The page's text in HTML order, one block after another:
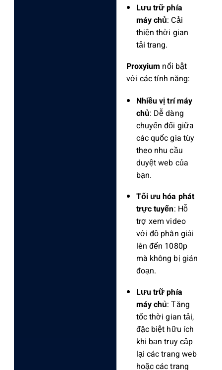
Lưu trữ phía
máy chủ: Cải
thiện thời gian
tải trang.
Proxyium nổi bật
với các tính năng:
Nhiều vị trí máy
chủ: Dễ dàng
chuyển đổi giữa
các quốc gia tùy
theo nhu cầu
duyệt web của
bạn.
Tối ưu hóa phát
trực tuyến: Hỗ
trợ xem video
với độ phân giải
lên đến 1080p
mà không bị gián
đoạn.
Lưu trữ phía
máy chủ: Tăng
tốc thời gian tải,
đặc biệt hữu ích
khi bạn truy cập
lại các trang web
hoặc các trang